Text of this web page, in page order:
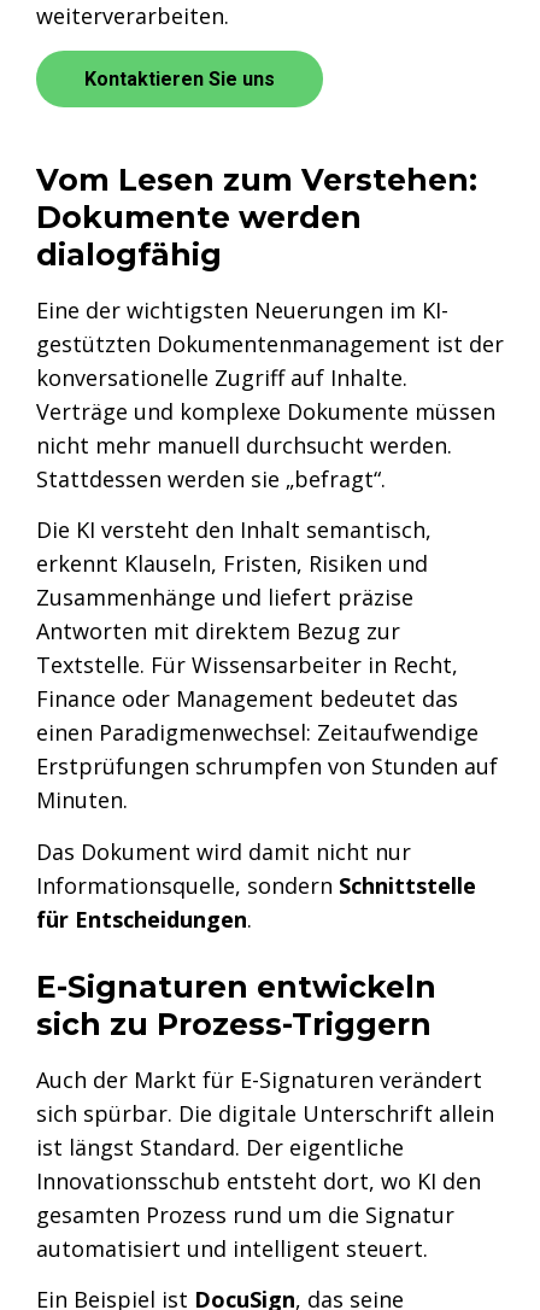
weiterverarbeiten.
Kontaktieren Sie uns
Vom Lesen zum Verstehen:
Dokumente werden
dialogfähig
Eine der wichtigsten Neuerungen im KI-
gestützten Dokumentenmanagement ist der
konversationelle Zugriff auf Inhalte.
Verträge und komplexe Dokumente müssen
nicht mehr manuell durchsucht werden.
Stattdessen werden sie „befragt“.
Die KI versteht den Inhalt semantisch,
erkennt Klauseln, Fristen, Risiken und
Zusammenhänge und liefert präzise
Antworten mit direktem Bezug zur
Textstelle. Für Wissensarbeiter in Recht,
Finance oder Management bedeutet das
einen Paradigmenwechsel: Zeitaufwendige
Erstprüfungen schrumpfen von Stunden auf
Minuten.
Das Dokument wird damit nicht nur
Informationsquelle, sondern Schnittstelle
für Entscheidungen.
E-Signaturen entwickeln
sich zu Prozess-Triggern
Auch der Markt für E-Signaturen verändert
sich spürbar. Die digitale Unterschrift allein
ist längst Standard. Der eigentliche
Innovationsschub entsteht dort, wo KI den
gesamten Prozess rund um die Signatur
automatisiert und intelligent steuert.
Ein Beispiel ist DocuSign, das seine